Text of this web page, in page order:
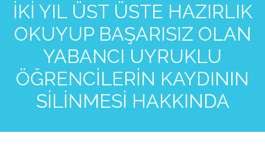
İKİ YIL ÜST ÜSTE HAZIRLIK
OKUYUP BAŞARISIZ OLAN
YABANCI UYRUKLU
ÖĞRENCİLERİN KAYDININ
SİLİNMESİ HAKKINDA